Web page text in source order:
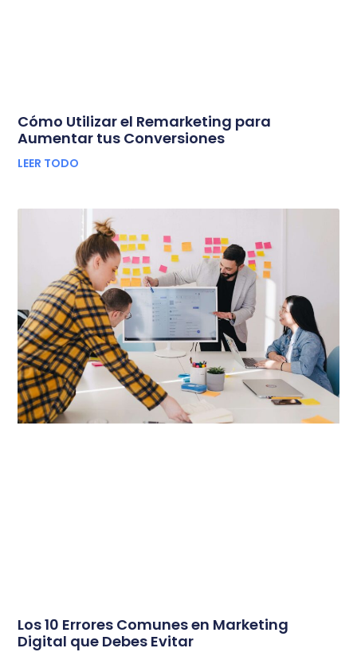
Cómo Utilizar el Remarketing para
Aumentar tus Conversiones
LEER TODO
Los 10 Errores Comunes en Marketing
Digital que Debes Evitar